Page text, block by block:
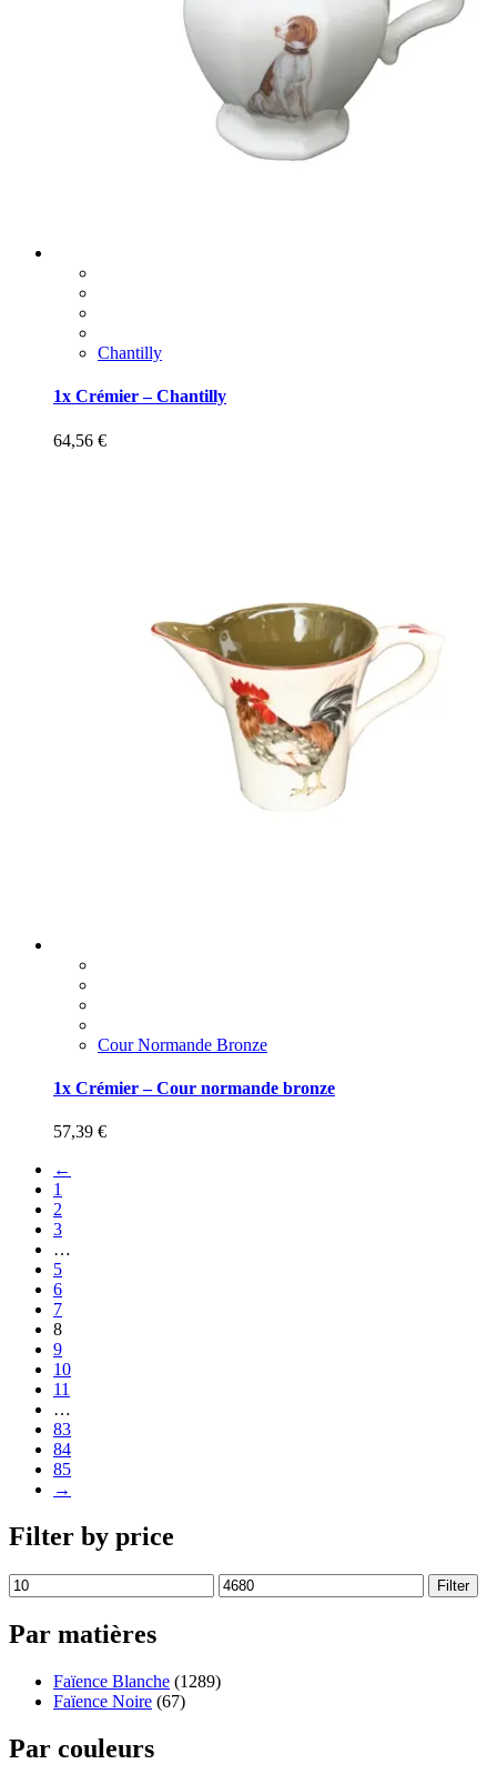
Chantilly
1x Crémier – Chantilly
64,56 €
Cour Normande Bronze
1x Crémier – Cour normande bronze
57,39 €
←
1
2
3
…
5
6
7
8
9
10
11
…
83
84
85
→
Filter by price
Filter
Par matières
Faïence Blanche (1289)
Faïence Noire (67)
Par couleurs